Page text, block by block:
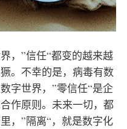
，”信任“都变的越来越
。不幸的是，病毒有数
字世界，”零信任“是企
作原则。未来一切，都
，”隔离“，就是数字化